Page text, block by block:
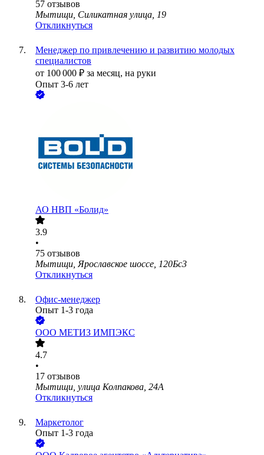
57 отзывов
Мытищи, Силикатная улица, 19
Откликнуться
Менеджер по привлечению и развитию молодых
специалистов
от 100 000 ₽ за месяц, на руки
Опыт 3-6 лет
АО НВП «Болид»
3.9
•
75 отзывов
Мытищи, Ярославское шоссе, 120Бс3
Откликнуться
Офис-менеджер
Опыт 1-3 года
ООО МЕТИЗ ИМПЭКС
4.7
•
17 отзывов
Мытищи, улица Колпакова, 24А
Откликнуться
Маркетолог
Опыт 1-3 года